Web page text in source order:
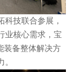
技联合参展，
业核心需求，宝
装备整体解决方